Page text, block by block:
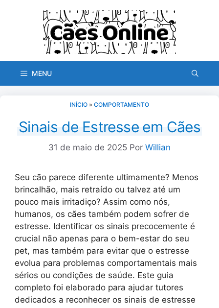
MENU
INÍCIO » COMPORTAMENTO
Sinais de Estresse em Cães
31 de maio de 2025 Por Willian
Seu cão parece diferente ultimamente? Menos
brincalhão, mais retraído ou talvez até um
pouco mais irritadiço? Assim como nós,
humanos, os cães também podem sofrer de
estresse. Identificar os sinais precocemente é
crucial não apenas para o bem-estar do seu
pet, mas também para evitar que o estresse
evolua para problemas comportamentais mais
sérios ou condições de saúde. Este guia
completo foi elaborado para ajudar tutores
dedicados a reconhecer os sinais de estresse